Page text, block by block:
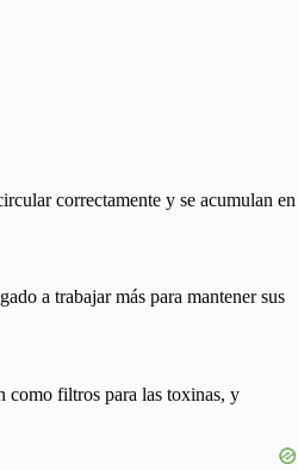
correctamente y se acumulan en
a trabajar más para mantener sus
como filtros para las toxinas, y